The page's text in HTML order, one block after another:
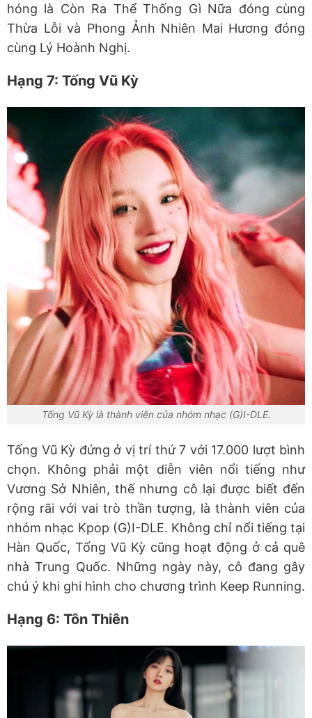
hóng là Còn Ra Thể Thống Gì Nữa đóng cùng
Thừa Lỗi và Phong Ảnh Nhiên Mai Hương đóng
cùng Lý Hoành Nghị.
Hạng 7: Tống Vũ Kỳ
Tống Vũ Kỳ là thành viên của nhóm nhạc (G)I-DLE.
Tống Vũ Kỳ đứng ở vị trí thứ 7 với 17.000 lượt bình
chọn. Không phải một diễn viên nổi tiếng như
Vương Sở Nhiên, thế nhưng cô lại được biết đến
rộng rãi với vai trò thần tượng, là thành viên của
nhóm nhạc Kpop (G)I-DLE. Không chỉ nổi tiếng tại
Hàn Quốc, Tống Vũ Kỳ cũng hoạt động ở cả quê
nhà Trung Quốc. Những ngày này, cô đang gây
chú ý khi ghi hình cho chương trình Keep Running.
Hạng 6: Tôn Thiên